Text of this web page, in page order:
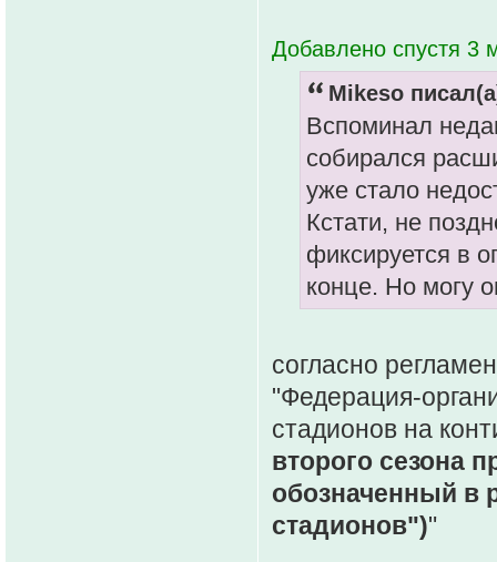
Добавлено спустя 3
Mikeso
Вспоминал
собирался
уже стало
Кстати, не
фиксируется в
конце. Но могу
согласно
"Федерация-
стадионов на
второго сезона
обозначенный в
стадионов")"